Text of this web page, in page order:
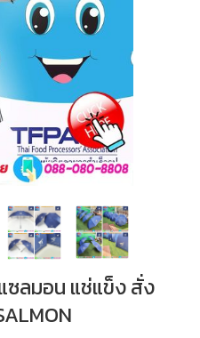
ซลมอน แช่แข็ง สั่ง